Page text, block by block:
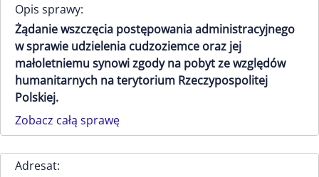
Opis sprawy:
Żądanie wszczęcia postępowania administracyjnego
w sprawie udzielenia cudzoziemce oraz jej
małoletniemu synowi zgody na pobyt ze względów
humanitarnych na terytorium Rzeczypospolitej
Polskiej.
Zobacz całą sprawę
Adresat: